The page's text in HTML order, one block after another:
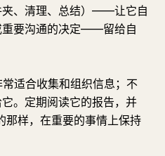
夹、清理、总结）——让它自
重要沟通的决定——留给自
适合收集和组织信息；不
。定期阅读它的报告，并
样，在重要的事情上保持